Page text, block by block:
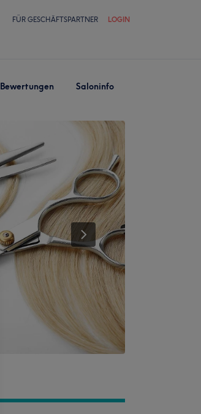
FÜR GESCHÄFTSPARTNER LOGIN
Bewertungen Saloninfo